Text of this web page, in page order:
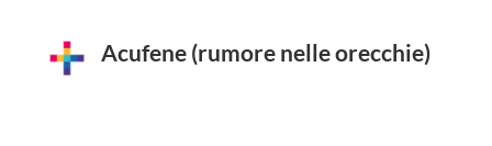
Acufene (rumore nelle orecchie)